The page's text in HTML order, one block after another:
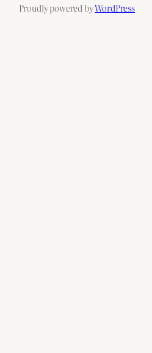
Proudly powered byWordPress